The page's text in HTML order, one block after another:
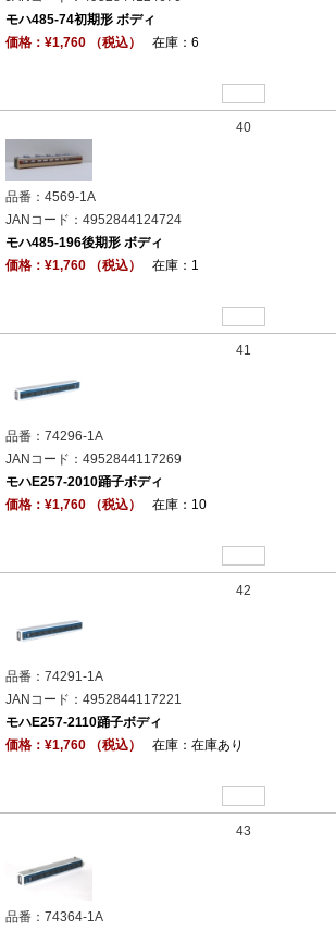
モハ485-74初期形 ボディ
価格：¥1,760 （税込）
在庫：6
40
品番：4569-1A
JANコード：4952844124724
モハ485-196後期形 ボディ
価格：¥1,760 （税込）
在庫：1
41
品番：74296-1A
JANコード：4952844117269
モハE257-2010踊子ボディ
価格：¥1,760 （税込）
在庫：10
42
品番：74291-1A
JANコード：4952844117221
モハE257-2110踊子ボディ
価格：¥1,760 （税込）
在庫：在庫あり
43
品番：74364-1A